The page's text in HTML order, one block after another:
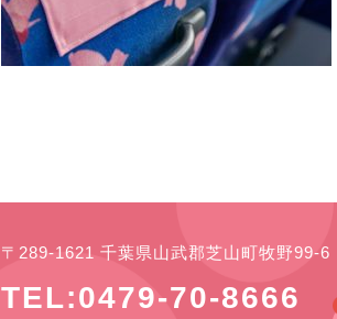
〒289-1621 千葉県山武郡芝山町牧野99-6
TEL:0479-70-8666